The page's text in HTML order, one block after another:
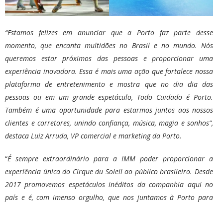
“Estamos felizes em anunciar que a Porto faz parte desse
momento, que encanta multidões no Brasil e no mundo. Nós
queremos estar próximos das pessoas e proporcionar uma
experiência inovadora. Essa é mais uma ação que fortalece nossa
plataforma de entretenimento e mostra que no dia dia das
pessoas ou em um grande espetáculo, Todo Cuidado é Porto.
Também é uma oportunidade para estarmos juntos aos nossos
clientes e corretores, unindo confiança, música, magia e sonhos”,
destaca Luiz Arruda, VP comercial e marketing da Porto.
“É sempre extraordinário para a IMM poder proporcionar a
experiência única do Cirque du Soleil ao público brasileiro. Desde
2017 promovemos espetáculos inéditos da companhia aqui no
país e é, com imenso orgulho, que nos juntamos à Porto para